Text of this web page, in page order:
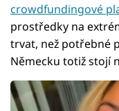
crowdfundingové
prostředky na
trvat, než potřebné
Německu totiž stojí